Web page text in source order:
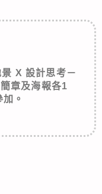
X 設計思考－
章及海報各1
。